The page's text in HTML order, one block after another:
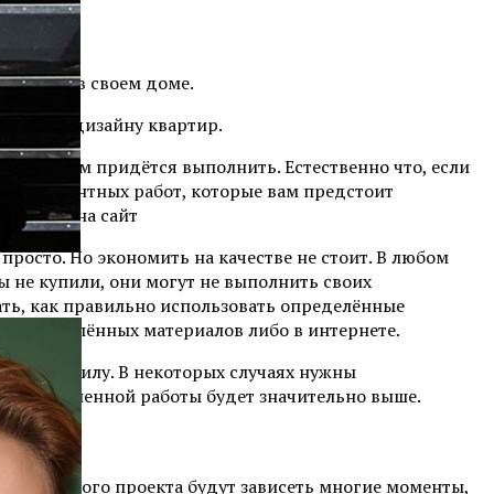
в своем доме.
по дизайну квартир.
вам придётся выполнить. Естественно что, если
и ремонтных работ, которые вам предстоит
зайти на сайт
Но экономить на качестве не стоит. В любом
не купили, они могут не выполнить своих
как правильно использовать определённые
материалов либо в интернете.
под силу. В некоторых случаях нужны
выполненной работы будет значительно выше.
проекта будут зависеть многие моменты,